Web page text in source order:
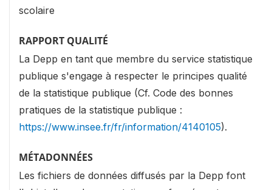
scolaire
RAPPORT QUALITÉ
La Depp en tant que membre du service statistique
publique s'engage à respecter le principes qualité
de la statistique publique (Cf. Code des bonnes
pratiques de la statistique publique :
https://www.insee.fr/fr/information/4140105).
MÉTADONNÉES
Les fichiers de données diffusés par la Depp font